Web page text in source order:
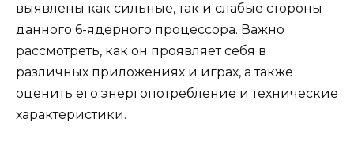
выявлены как сильные, так и слабые стороны
данного 6-ядерного процессора. Важно
рассмотреть, как он проявляет себя в
различных приложениях и играх, а также
оценить его энергопотребление и технические
характеристики.